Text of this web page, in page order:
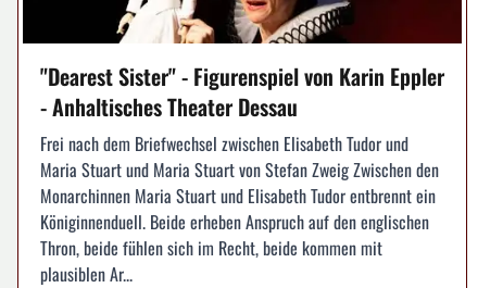
"Dearest Sister" - Figurenspiel von Karin Eppler
- Anhaltisches Theater Dessau
Frei nach dem Briefwechsel zwischen Elisabeth Tudor und
Maria Stuart und Maria Stuart von Stefan Zweig Zwischen den
Monarchinnen Maria Stuart und Elisabeth Tudor entbrennt ein
Königinnenduell. Beide erheben Anspruch auf den englischen
Thron, beide fühlen sich im Recht, beide kommen mit
plausiblen Ar...